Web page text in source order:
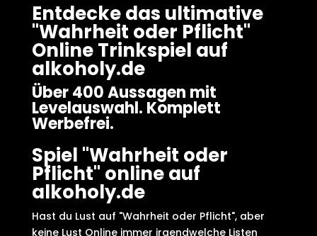
Entdecke das ultimative
"Wahrheit oder Pflicht"
Online Trinkspiel auf
alkoholy.de
Über 400 Aussagen mit
Levelauswahl. Komplett
Werbefrei.
Spiel "Wahrheit oder
Pflicht" online auf
alkoholy.de
Hast du Lust auf "Wahrheit oder Pflicht", aber
keine Lust Online immer irgendwelche Listen